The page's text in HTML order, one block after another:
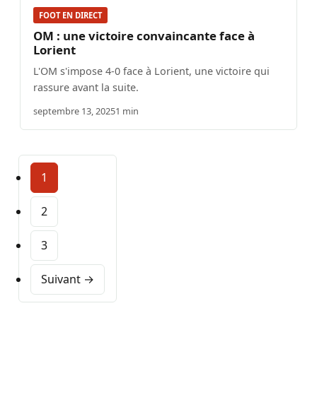
FOOT EN DIRECT
OM : une victoire convaincante face à
Lorient
L'OM s'impose 4-0 face à Lorient, une victoire qui
rassure avant la suite.
septembre 13, 20251 min
1
2
3
Suivant →